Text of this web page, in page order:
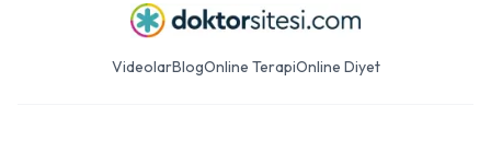
VideolarBlogOnline TerapiOnline Diyet